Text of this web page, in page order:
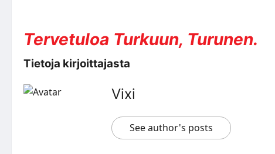
Tervetuloa Turkuun, Turunen.
Tietoja kirjoittajasta
Vixi
See author's posts